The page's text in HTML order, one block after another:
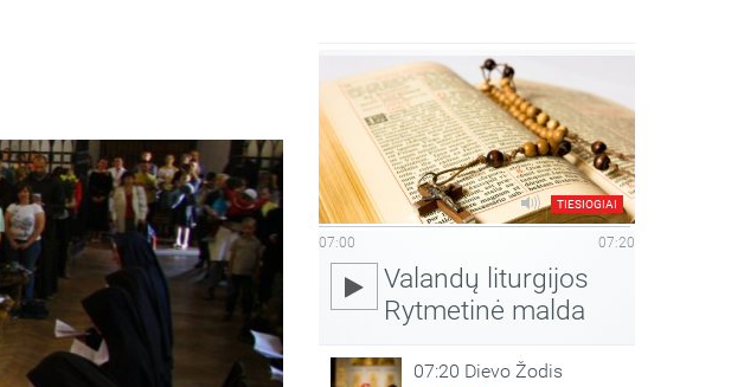
TIESIOGIAI
07:00 07:20
Valandų liturgijos
Rytmetinė malda
07:20 Dievo Žodis